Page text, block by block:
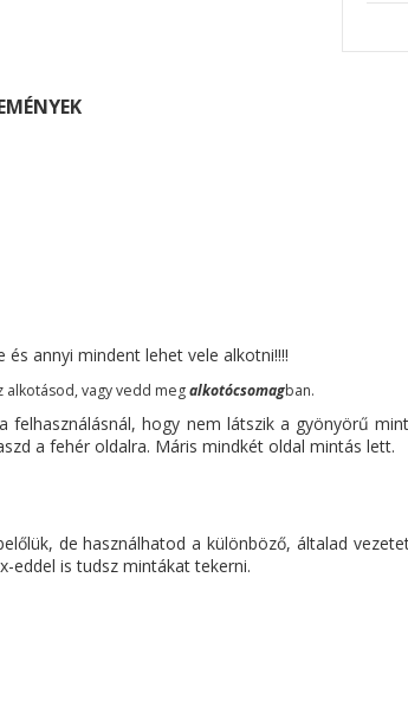
annyi mindent lehet vele alkotni!!!!
vagy vedd megalkotócsomagban.
hogy nem látszik a gyönyörű
a fehér oldalra. Máris mindkét oldal mintás lett.
de használhatod a különböző, általad
eddel is tudsz mintákat tekerni.